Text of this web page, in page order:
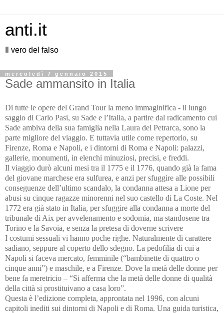
anti.it
Il vero del falso
mercoledì 7 gennaio 2015
Sade ammansito in Italia
Di tutte le opere del Grand Tour la meno immaginifica - il lungo
saggio di Carlo Pasi, su Sade e l’Italia, a partire dal radicamento cui
Sade ambiva della sua famiglia nella Laura del Petrarca, sono la
parte migliore del viaggio. E tuttavia utile come repertorio, su
Firenze, Roma e Napoli, e i dintorni di Roma e Napoli: palazzi,
gallerie, monumenti, in elenchi minuziosi, precisi, e freddi.
Il viaggio durò alcuni mesi tra il 1775 e il 1776, quando già la fama
del giovane marchese era sulfurea, e anzi per sfuggire alle possibili
conseguenze dell’ultimo scandalo, la condanna attesa a Lione per
abusi su cinque ragazze minorenni nel suo castello di La Coste. Nel
1772 era già stato in Italia, per sfuggire alla condanna a morte del
tribunale di Aix per avvelenamento e sodomia, ma standosene tra
Torino e la Savoia, e senza la pretesa di doverne scrivere
I costumi sessuali vi hanno poche righe. Naturalmente di carattere
sadiano, seppure al coperto dello sdegno. La pedofilia di cui a
Napoli si faceva mercato, femminile (“bambinette di quattro o
cinque anni”) e maschile, e a Firenze. Dove la metà delle donne per
bene fa meretricio – “Si afferma che la metà delle donne di qualità
della città si prostituivano a casa loro”.
Questa è l’edizione completa, approntata nel 1996, con alcuni
capitoli inediti sui dintorni di Napoli e di Roma. Una guida turistica,